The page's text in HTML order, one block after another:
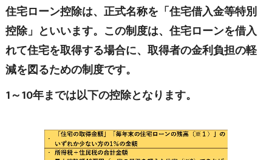
住宅ローン控除は、正式名称を「住宅借入金等特別
控除」といいます。この制度は、住宅ローンを借入
れて住宅を取得する場合に、取得者の金利負担の軽
減を図るための制度です。
1～10年までは以下の控除となります。